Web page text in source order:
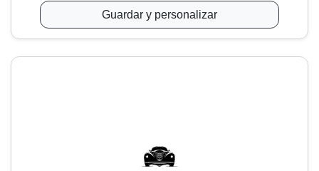
Guardar y personalizar